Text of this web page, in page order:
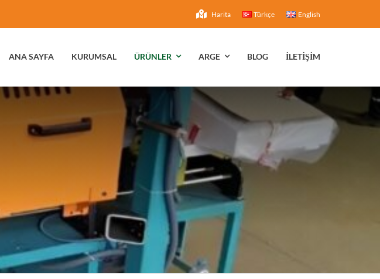
Harita Türkçe English
ANA SAYFA KURUMSAL ÜRÜNLER ARGE BLOG İLETİŞİM